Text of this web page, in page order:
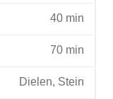
40 min
70 min
Dielen, Stein